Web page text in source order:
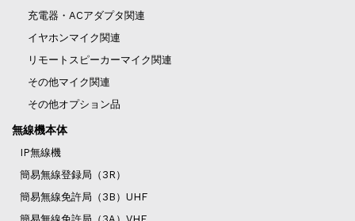
充電器・ACアダプタ関連
イヤホンマイク関連
リモートスピーカーマイク関連
その他マイク関連
その他オプション品
無線機本体
IP無線機
簡易無線登録局（3R）
簡易無線免許局（3B）UHF